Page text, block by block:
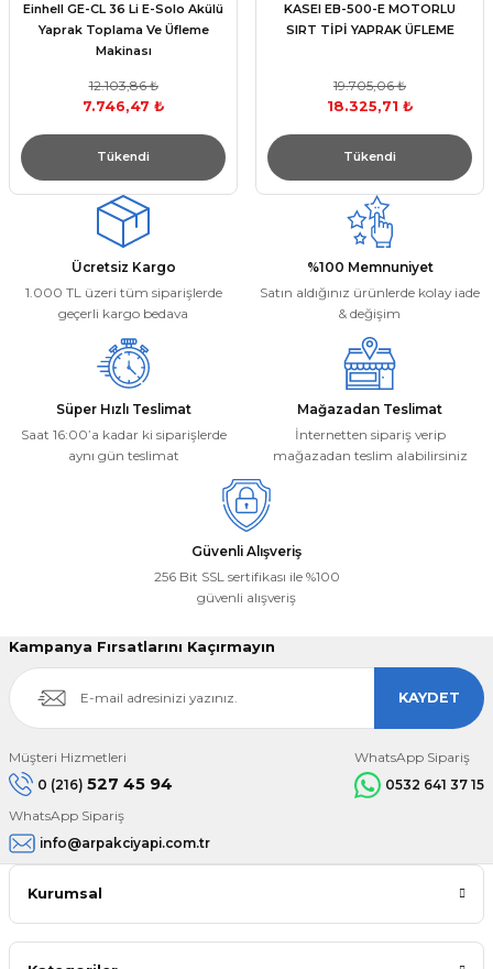
Einhell GE-CL 36 Li E-Solo Akülü
Yaprak Toplama Ve Üfleme
Makinası
12.103,86 ₺
7.746,47 ₺
Tükendi
KASEI EB-500-E MOTORLU
SIRT TİPİ YAPRAK ÜFLEME
19.705,06 ₺
18.325,71 ₺
Tükendi
Ücretsiz Kargo
1.000 TL üzeri tüm siparişlerde
geçerli kargo bedava
%100 Memnuniyet
Satın aldığınız ürünlerde kolay iade
& değişim
Süper Hızlı Teslimat
Saat 16:00’a kadar ki siparişlerde
aynı gün teslimat
Mağazadan Teslimat
İnternetten sipariş verip
mağazadan teslim alabilirsiniz
Güvenli Alışveriş
256 Bit SSL sertifikası ile %100
güvenli alışveriş
Kampanya Fırsatlarını Kaçırmayın
KAYDET
Müşteri Hizmetleri
0 (216) 527 45 94
WhatsApp Sipariş
0532 641 37 15
WhatsApp Sipariş
info@arpakciyapi.com.tr
Kurumsal